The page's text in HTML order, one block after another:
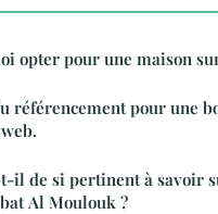
opter pour une maison
référencement pour une
il de si pertinent à savoir
Al Moulouk ?